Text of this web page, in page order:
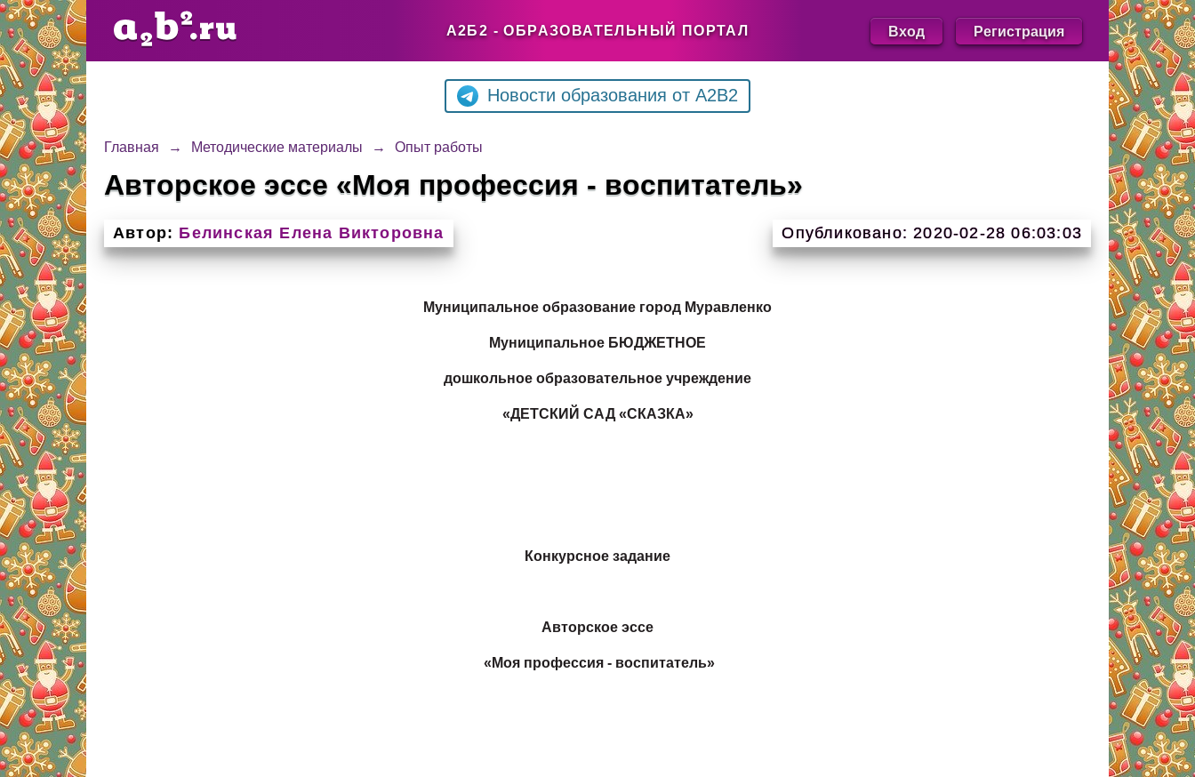
А2Б2 - ОБРАЗОВАТЕЛЬНЫЙ ПОРТАЛ Вход Регистрация
Новости образования от A2B2
Главная → Методические материалы → Опыт работы
Авторское эссе «Моя профессия - воспитатель»
Автор: Белинская Елена Викторовна Опубликовано: 2020-02-28 06:03:03
Муниципальное образование город Муравленко
Муниципальное БЮДЖЕТНОЕ
дошкольное образовательное учреждение
«ДЕТСКИЙ САД «СКАЗКА»
Конкурсное задание
Авторское эссе
«Моя профессия - воспитатель»